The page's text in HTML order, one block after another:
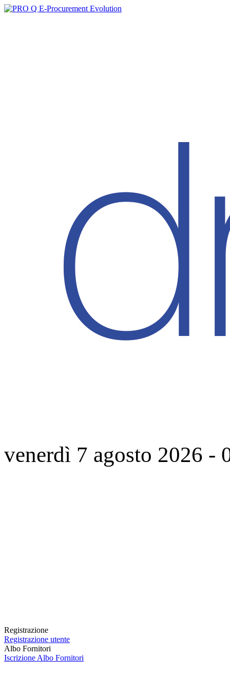
venerdì 7 agosto 2026 -
Registrazione
Registrazione utente
Albo Fornitori
Iscrizione Albo Fornitori